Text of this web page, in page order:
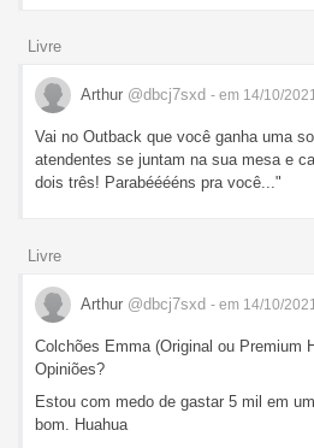
Livre
Arthur @dbcj7sxd - em 14/10/
Vai no Outback que você ganha uma
atendentes se juntam na sua mesa e
dois três! Parabééééns pra você..."
Livre
Arthur @dbcj7sxd - em 14/10/2021
Colchões Emma (Original ou Premium
Opiniões?
Estou com medo de gastar 5 mil em
bom. Huahua